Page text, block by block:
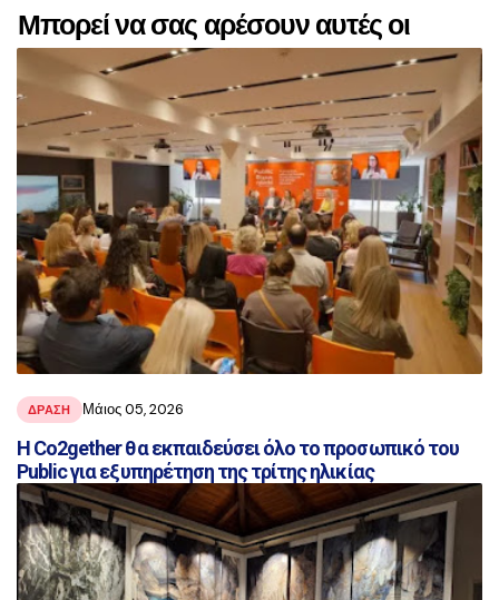
Μπορεί να σας αρέσουν αυτές οι
αναρτήσεις
ΔΡΑΣΗ Μάιος 05, 2026
Η Co2gether θα εκπαιδεύσει όλο το προσωπικό του
Public για εξυπηρέτηση της τρίτης ηλικίας